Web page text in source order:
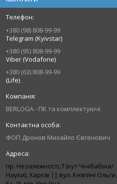
+380 (98) 808-99-99
Telegram (Kyivstar)
+380 (95) 808-99-99
Viber (Vodafone)
+380 (63) 808-99-99
(Life)
BERLOGA - ПК та комплектуючі
ФОП Дронов Михайло Євгенович
пр. Незалежності,7 (кут Чічібабіна/
Науки), Харків || вул. Княгині Ольги,